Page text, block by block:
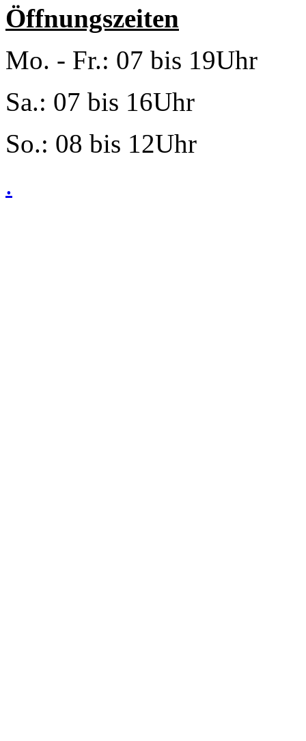
Öffnungszeiten
Mo. - Fr.: 07 bis 19Uhr
Sa.: 07 bis 16Uhr
So.: 08 bis 12Uhr
.